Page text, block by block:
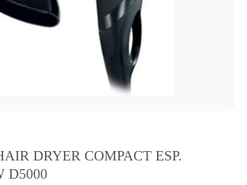
DRYER COMPACT ESP.
D5000